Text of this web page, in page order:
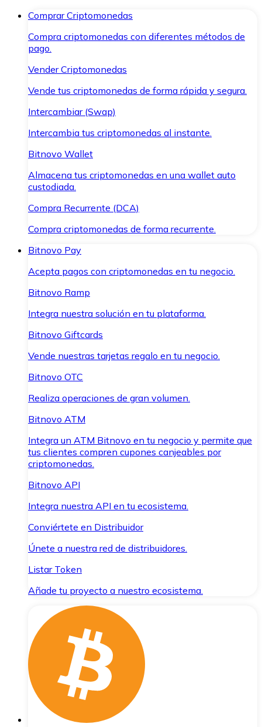
Comprar Criptomonedas
Compra criptomonedas con diferentes métodos de
pago.
Vender Criptomonedas
Vende tus criptomonedas de forma rápida y segura.
Intercambiar (Swap)
Intercambia tus criptomonedas al instante.
Bitnovo Wallet
Almacena tus criptomonedas en una wallet auto
custodiada.
Compra Recurrente (DCA)
Compra criptomonedas de forma recurrente.
Bitnovo Pay
Acepta pagos con criptomonedas en tu negocio.
Bitnovo Ramp
Integra nuestra solución en tu plataforma.
Bitnovo Giftcards
Vende nuestras tarjetas regalo en tu negocio.
Bitnovo OTC
Realiza operaciones de gran volumen.
Bitnovo ATM
Integra un ATM Bitnovo en tu negocio y permite que
tus clientes compren cupones canjeables por
criptomonedas.
Bitnovo API
Integra nuestra API en tu ecosistema.
Conviértete en Distribuidor
Únete a nuestra red de distribuidores.
Listar Token
Añade tu proyecto a nuestro ecosistema.